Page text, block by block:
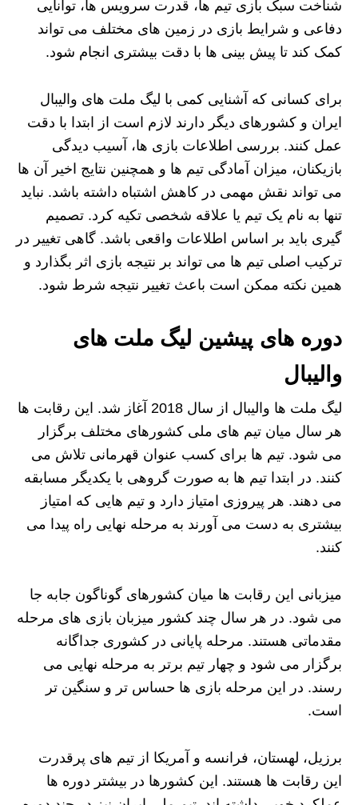
شناخت سبک بازی تیم‌ ها، قدرت سرویس‌ ها، توانایی
دفاعی و شرایط بازی در زمین‌ های مختلف می‌ تواند
کمک کند تا پیش‌ بینی‌ ها با دقت بیشتری انجام شود.
برای کسانی که آشنایی کمی با لیگ ملت های والیبال
ایران و کشورهای دیگر دارند لازم است از ابتدا با دقت
عمل کنند. بررسی اطلاعات بازی‌ ها، آسیب‌ دیدگی
بازیکنان، میزان آمادگی تیم‌ ها و همچنین نتایج اخیر آن‌ ها
می‌ تواند نقش مهمی در کاهش اشتباه داشته باشد. نباید
تنها به نام یک تیم یا علاقه شخصی تکیه کرد. تصمیم‌
گیری باید بر اساس اطلاعات واقعی باشد. گاهی تغییر در
ترکیب اصلی تیم‌ ها می‌ تواند بر نتیجه بازی اثر بگذارد و
همین نکته ممکن است باعث تغییر نتیجه شرط شود.
دوره های پیشین لیگ ملت های
والیبال
لیگ ملت‌ ها والیبال از سال 2018 آغاز شد. این رقابت‌ ها
هر سال میان تیم‌ های ملی کشورهای مختلف برگزار
می‌ شود. تیم‌ ها برای کسب عنوان قهرمانی تلاش می‌
کنند. در ابتدا تیم‌ ها به صورت گروهی با یکدیگر مسابقه
می‌ دهند. هر پیروزی امتیاز دارد و تیم‌ هایی که امتیاز
بیشتری به دست می‌ آورند به مرحله نهایی راه پیدا می‌
کنند.
میزبانی این رقابت‌ ها میان کشورهای گوناگون جابه‌ جا
می‌ شود. در هر سال چند کشور میزبان بازی‌ های مرحله
مقدماتی هستند. مرحله پایانی در کشوری جداگانه
برگزار می‌ شود و چهار تیم برتر به مرحله نهایی می‌
رسند. در این مرحله بازی‌ ها حساس‌ تر و سنگین‌ تر
است.
برزیل، لهستان، فرانسه و آمریکا از تیم‌ های پرقدرت
این رقابت‌ ها هستند. این کشورها در بیشتر دوره‌ ها